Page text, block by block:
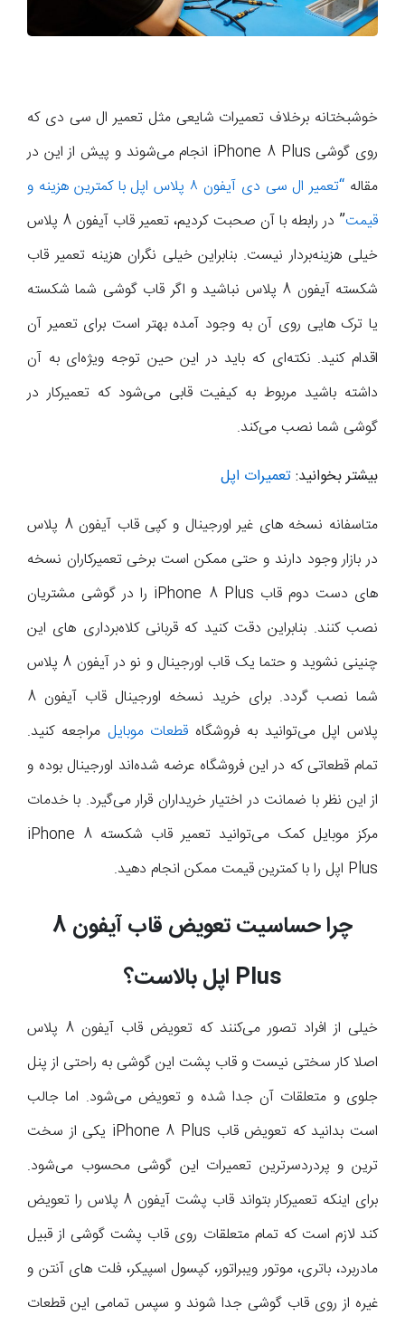
خوشبختانه برخلاف تعمیرات شایعی مثل تعمیر ال سی دی که
روی گوشی iPhone 8 Plus انجام می‌شوند و پیش از این در
مقاله “
تعمیر ال سی دی آیفون ۸ پلاس اپل با کمترین هزینه و
قیمت”
در رابطه با آن صحبت کردیم، تعمیر قاب آیفون 8 پلاس
خیلی هزینه‌بردار نیست. بنابراین خیلی نگران هزینه تعمیر قاب
شکسته آیفون 8 پلاس نباشید و اگر قاب گوشی شما شکسته
یا ترک هایی روی آن به وجود آمده بهتر است برای تعمیر آن
اقدام کنید. نکته‌ای که باید در این حین توجه ویژه‌ای به آن
داشته باشید مربوط به کیفیت قابی می‌شود که تعمیرکار در
گوشی شما نصب می‌کند.
بیشتر بخوانید:تعمیرات اپل
متاسفانه نسخه های غیر اورجینال و کپی قاب آیفون 8 پلاس
در بازار وجود دارند و حتی ممکن است برخی تعمیرکاران نسخه
های دست دوم قاب iPhone 8 Plus را در گوشی مشتریان
نصب کنند. بنابراین دقت کنید که قربانی کلاه‌برداری های این
چنینی نشوید و حتما یک قاب اورجینال و نو در آیفون 8 پلاس
شما نصب گردد. برای خرید نسخه اورجینال قاب آیفون 8
پلاس اپل می‌توانید به فروشگاه قطعات موبایل مراجعه کنید.
تمام قطعاتی که در این فروشگاه عرضه شده‌اند اورجینال بوده و
از این نظر با ضمانت در اختیار خریداران قرار می‌گیرد. با خدمات
مرکز موبایل کمک می‌توانید تعمیر قاب شکسته iPhone 8
Plus اپل را با کمترین قیمت ممکن انجام دهید.
چرا حساسیت تعویض قاب آیفون 8
Plus اپل بالاست؟
خیلی از افراد تصور می‌کنند که تعویض قاب آیفون 8 پلاس
اصلا کار سختی نیست و قاب پشت این گوشی به راحتی از پنل
جلوی و متعلقات آن جدا شده و تعویض می‌شود. اما جالب
است بدانید که تعویض قاب iPhone 8 Plus یکی از سخت
ترین و پردردسرترین تعمیرات این گوشی محسوب می‌شود.
برای اینکه تعمیرکار بتواند قاب پشت آیفون 8 پلاس را تعویض
کند لازم است که تمام متعلقات روی قاب پشت گوشی از قبیل
مادربرد، باتری، موتور ویبراتور، کپسول اسپیکر، فلت های آنتن و
غیره از روی قاب گوشی جدا شوند و سپس تمامی این قطعات